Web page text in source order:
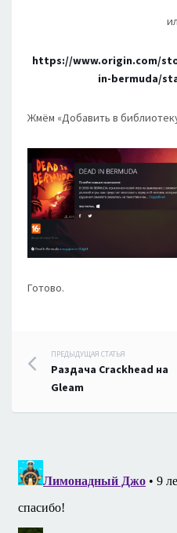
https://www.origin.com/
in-bermuda/
Жмём «Добавить в
Готово.
Навигация
по
записям
ПРЕДЫДУЩАЯ СТАТЬЯ
Раздача Crackhead на
Gleam